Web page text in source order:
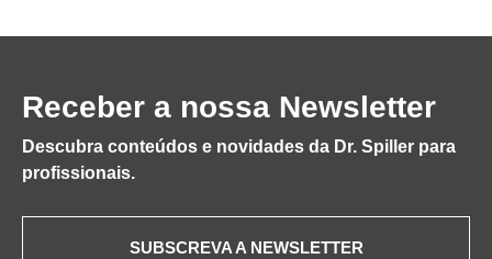
Receber a nossa Newsletter
Descubra conteúdos e novidades da Dr. Spiller para
profissionais.
SUBSCREVA A NEWSLETTER